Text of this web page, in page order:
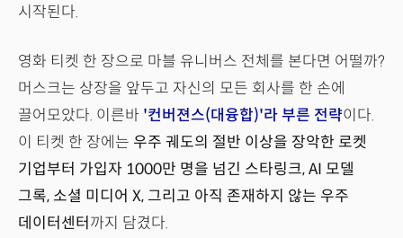
시작된다.
영화 티켓 한 장으로 마블 유니버스 전체를 본다면 어떨까?
머스크는 상장을 앞두고 자신의 모든 회사를 한 손에
끌어모았다. 이른바 '컨버젼스(대융합)'라 부른 전략이다.
이 티켓 한 장에는 우주 궤도의 절반 이상을 장악한 로켓
기업부터 가입자 1000만 명을 넘긴 스타링크, AI 모델
그록, 소셜 미디어 X, 그리고 아직 존재하지 않는 우주
데이터센터 까지 담겼다.